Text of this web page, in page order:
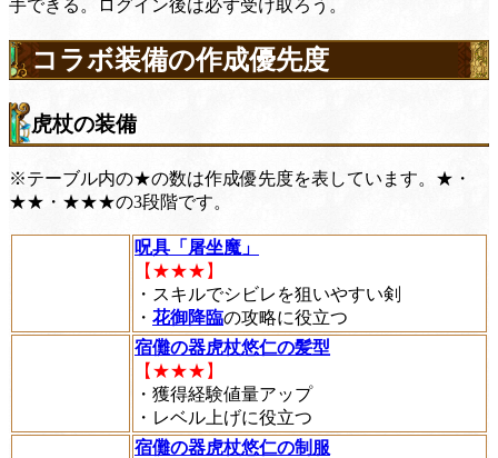
手できる。ログイン後は必ず受け取ろう。
コラボ装備の作成優先度
虎杖の装備
※テーブル内の★の数は作成優先度を表しています。★・
★★・★★★の3段階です。
呪具「屠坐魔」
【★★★】
・スキルでシビレを狙いやすい剣
・ 花御降臨の攻略に役立つ
宿儺の器虎杖悠仁の髪型
【★★★】
・獲得経験値量アップ
・レベル上げに役立つ
宿儺の器虎杖悠仁の制服